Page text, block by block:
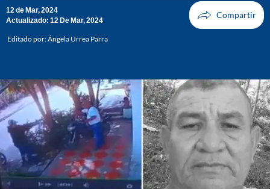
12 de Mar, 2024
Actualizado: 12 De Mar, 2024
Editado por:Ángela Urrea Parra